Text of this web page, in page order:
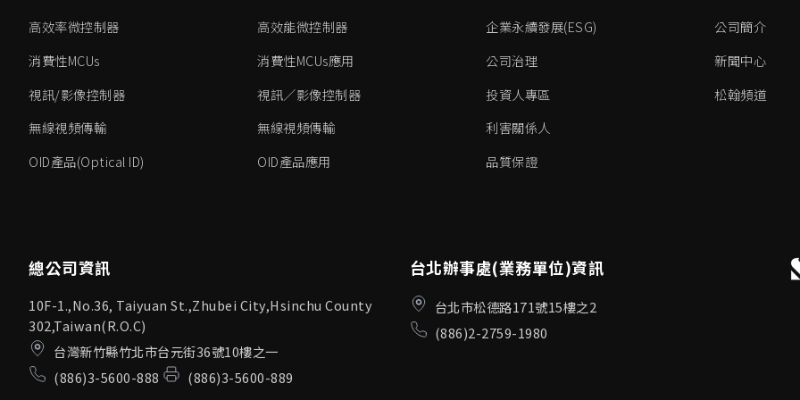
高效率微控制器
消費性MCUs
視訊/影像控制器
無線視頻傳輸
OID產品(Optical ID)
高效能微控制器
消費性MCUs應用
視訊／影像控制器
無線視頻傳輸
OID產品應用
企業永續發展(ESG)
公司治理
投資人專區
利害關係人
品質保證
公司簡介
新聞中心
松翰頻道
總公司資訊
10F-1.,No.36, Taiyuan St.,Zhubei City,Hsinchu County
302,Taiwan(R.O.C)
台灣新竹縣竹北市台元街36號10樓之一
(886)3-5600-888
(886)3-5600-889
台北辦事處(業務單位)資訊
台北市松德路171號15樓之2
(886)2-2759-1980